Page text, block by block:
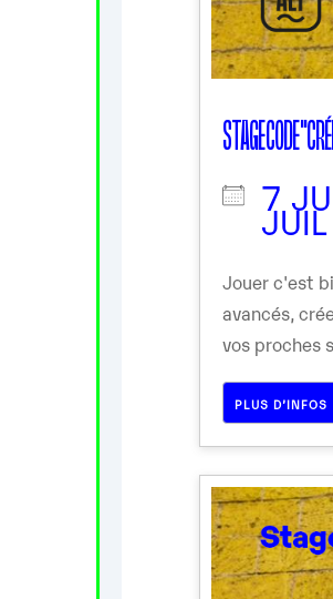
STAGE CODE
7
Jouer c'est
avancés,
vos proches
PLUS D’INFOS